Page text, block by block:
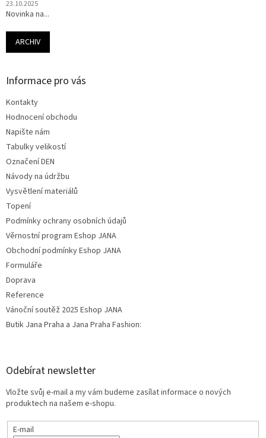
23.10.2025
Novinka na...
ARCHIV
Informace pro vás
Kontakty
Hodnocení obchodu
Napište nám
Tabulky velikostí
Označení DEN
Návody na údržbu
Vysvětlení materiálů
Topení
Podmínky ochrany osobních údajů
Věrnostní program Eshop JANA
Obchodní podmínky Eshop JANA
Formuláře
Doprava
Reference
Vánoční soutěž 2025 Eshop JANA
Butik Jana Praha a Jana Praha Fashion:
Odebírat newsletter
Vložte svůj e-mail a my vám budeme zasílat informace o nových
produktech na našem e-shopu.
E-mail